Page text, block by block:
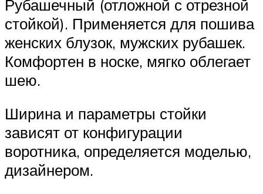
Рубашечный (отложной с отрезной
стойкой). Применяется для пошива
женских блузок, мужских рубашек.
Комфортен в носке, мягко облегает
шею.
Ширина и параметры стойки
зависят от конфигурации
воротника, определяется моделью,
дизайнером.